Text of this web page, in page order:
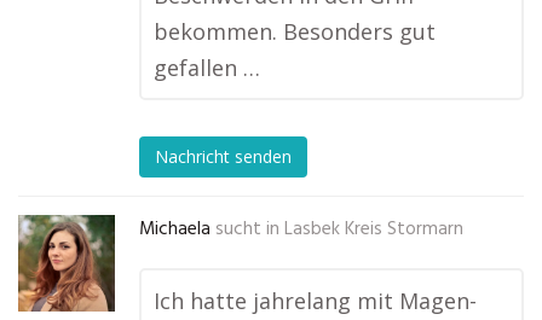
bekommen. Besonders gut
gefallen …
Nachricht senden
Michaela sucht in Lasbek Kreis Stormarn
Ich hatte jahrelang mit Magen-